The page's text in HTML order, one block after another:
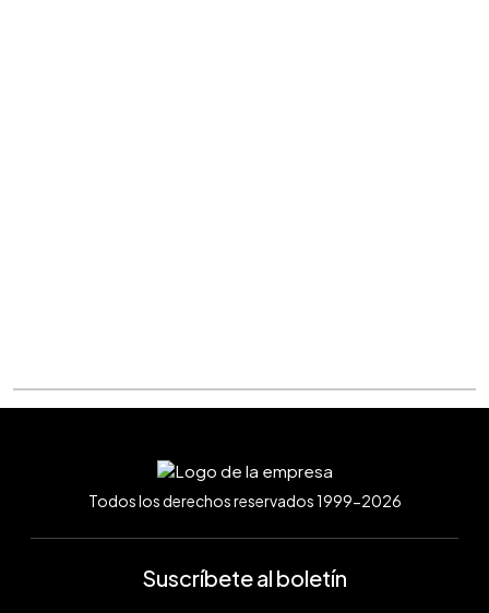
Todos los derechos reservados 1999-2026
Suscríbete al boletín